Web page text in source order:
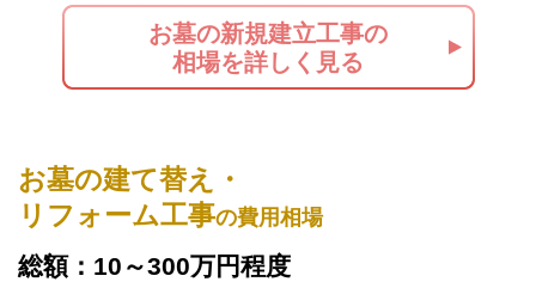
お墓の新規建立工事の
相場を詳しく見る
お墓の建て替え・
リフォーム工事の費用相場
総額：10～300万円程度